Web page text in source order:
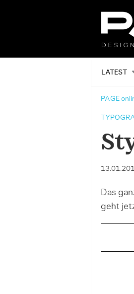
LATEST
PAGE
Das
geht